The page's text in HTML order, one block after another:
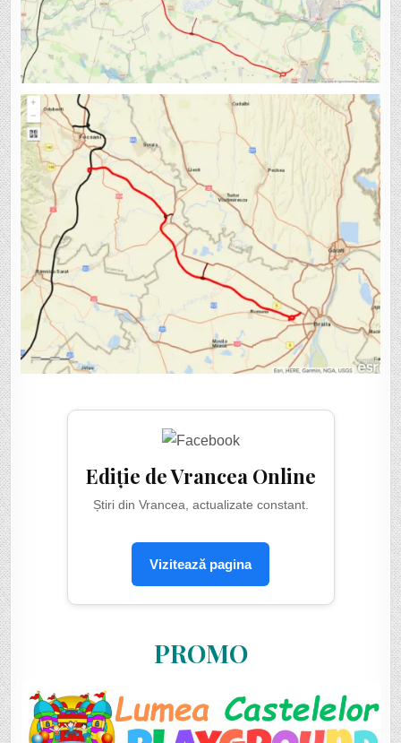
Ediție de Vrancea Online
Știri din Vrancea, actualizate constant.
Vizitează pagina
PROMO